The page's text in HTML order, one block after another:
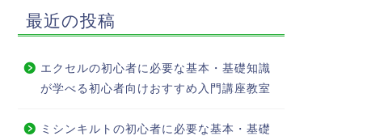
最近の投稿
エクセルの初心者に必要な基本・基礎知識
が学べる初心者向けおすすめ入門講座教室
ミシンキルトの初心者に必要な基本・基礎